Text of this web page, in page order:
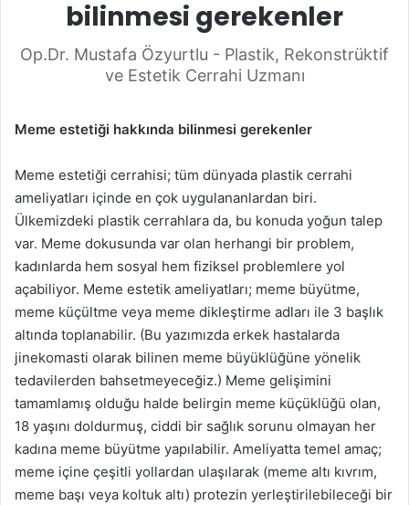
bilinmesi gerekenler
Op.Dr. Mustafa Özyurtlu - Plastik, Rekonstrüktif
ve Estetik Cerrahi Uzmanı
Meme estetiği hakkında bilinmesi gerekenler
Meme estetiği cerrahisi; tüm dünyada plastik cerrahi
ameliyatları içinde en çok uygulananlardan biri.
Ülkemizdeki plastik cerrahlara da, bu konuda yoğun talep
var. Meme dokusunda var olan herhangi bir problem,
kadınlarda hem sosyal hem fiziksel problemlere yol
açabiliyor. Meme estetik ameliyatları; meme büyütme,
meme küçültme veya meme dikleştirme adları ile 3 başlık
altında toplanabilir. (Bu yazımızda erkek hastalarda
jinekomasti olarak bilinen meme büyüklüğüne yönelik
tedavilerden bahsetmeyeceğiz.) Meme gelişimini
tamamlamış olduğu halde belirgin meme küçüklüğü olan,
18 yaşını doldurmuş, ciddi bir sağlık sorunu olmayan her
kadına meme büyütme yapılabilir. Ameliyatta temel amaç;
meme içine çeşitli yollardan ulaşılarak (meme altı kıvrım,
meme başı veya koltuk altı) protezin yerleştirilebileceği bir